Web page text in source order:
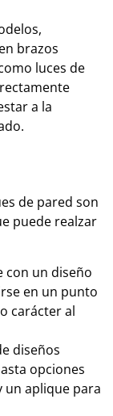
brazos
luces de
a la
de pared son
puede realzar
con un diseño
en un punto
carácter al
diseños
opciones
un aplique para